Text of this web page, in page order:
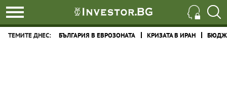
ТЕМИТЕ ДНЕС: БЪЛГАРИЯ В ЕВРОЗОНАТА КРИЗАТА В ИРАН